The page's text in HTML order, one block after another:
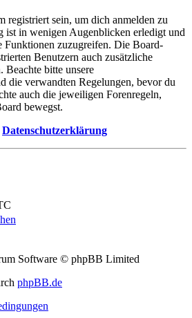
registriert sein, um dich anmelden zu
ist in wenigen Augenblicken erledigt und
Funktionen zuzugreifen. Die Board-
Benutzern auch zusätzliche
Beachte bitte unsere
die verwandten Regelungen, bevor du
auch die jeweiligen Forenregeln,
bewegst.
Datenschutzerklärung
Software © phpBB Limited
phpBB.de